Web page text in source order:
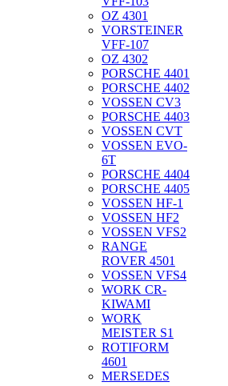
OZ 4301
VORSTEINER
VFF-107
OZ 4302
PORSCHE 4401
PORSCHE 4402
VOSSEN CV3
PORSCHE 4403
VOSSEN CVT
VOSSEN EVO-
6T
PORSCHE 4404
PORSCHE 4405
VOSSEN HF-1
VOSSEN HF2
VOSSEN VFS2
RANGE
ROVER 4501
VOSSEN VFS4
WORK CR-
KIWAMI
WORK
MEISTER S1
ROTIFORM
4601
MERSEDES